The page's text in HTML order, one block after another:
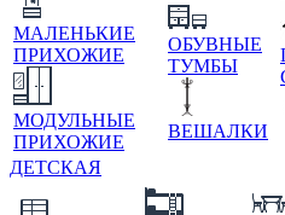
МАЛЕНЬКИЕ
ПРИХОЖИЕ
МОДУЛЬНЫЕ
ПРИХОЖИЕ
ОБУВНЫЕ
ТУМБЫ
ВЕШАЛКИ
ДЕТСКАЯ